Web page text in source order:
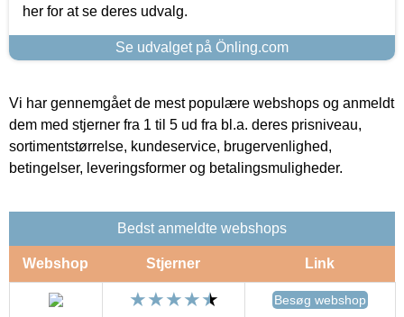
her for at se deres udvalg.
Se udvalget på Önling.com
Vi har gennemgået de mest populære webshops og anmeldt
dem med stjerner fra 1 til 5 ud fra bl.a. deres prisniveau,
sortimentstørrelse, kundeservice, brugervenlighed,
betingelser, leveringsformer og betalingsmuligheder.
Bedst anmeldte webshops
Webshop Stjerner Link
Besøg webshop